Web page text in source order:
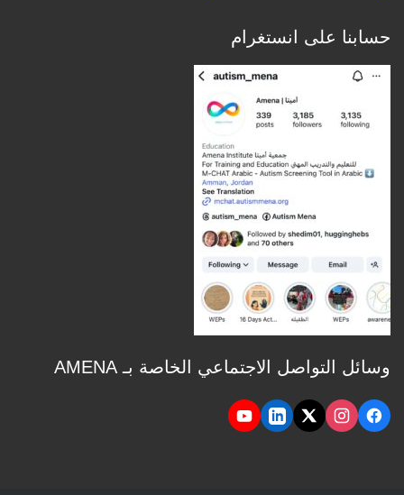
حسابنا على انستغرام
وسائل التواصل الاجتماعي الخاصة بـ AMENA